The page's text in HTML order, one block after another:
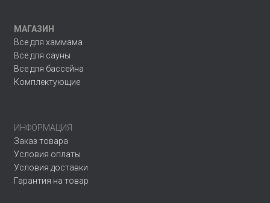
МАГАЗИН
Все для хаммама
Все для сауны
Все для бассейна
Комплектующие
ИНФОРМАЦИЯ
Заказ товара
Условия оплаты
Условия доставки
Гарантия на товар